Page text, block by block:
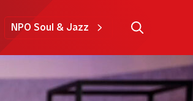
NPO Soul & Jazz